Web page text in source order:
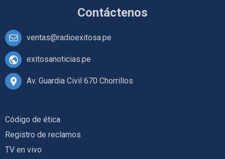
Contáctenos
ventas@radioexitosa.pe
exitosanoticias.pe
Av. Guardia Civil 670 Chorrillos
Código de ética
Registro de reclamos
TV en vivo